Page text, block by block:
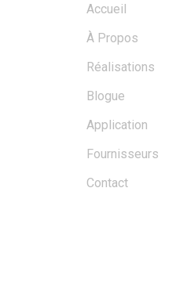
Accueil
À Propos
Réalisations
Blogue
Application
Fournisseurs
Contact